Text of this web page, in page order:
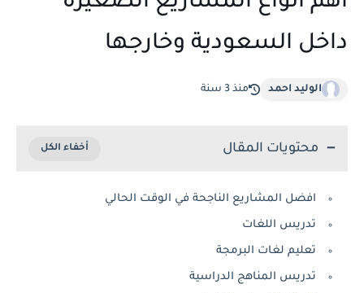
داخل السعودية وخارجها
الوليد احمد منذ 3 سنة
محتويات المقال
افضل المشاريع الناجحة في الوقت الحالي
تدريس اللغات
تعليم لغات البرمجة
تدريس المناهج الدراسية